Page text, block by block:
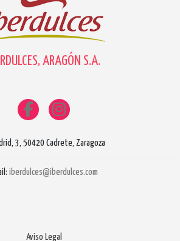
ARAGÓN S.A.
3, 50420 Cadrete, Zaragoza
iberdulces@iberdulces.com
Aviso Legal